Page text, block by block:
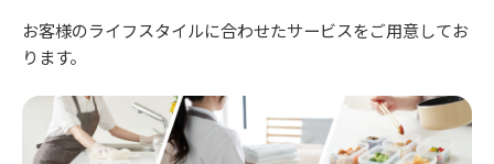
お客様のライフスタイルに合わせたサービスをご用意してお
ります。